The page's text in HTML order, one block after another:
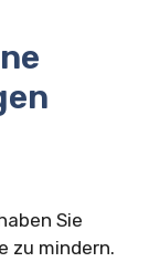
Sie
zu mindern.